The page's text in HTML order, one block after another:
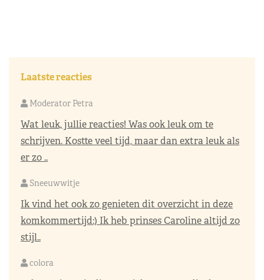
Laatste reacties
Moderator Petra
Wat leuk, jullie reacties! Was ook leuk om te
schrijven. Kostte veel tijd, maar dan extra leuk als
er zo ..
Sneeuwwitje
Ik vind het ook zo genieten dit overzicht in deze
komkommertijd:) Ik heb prinses Caroline altijd zo
stijl..
colora